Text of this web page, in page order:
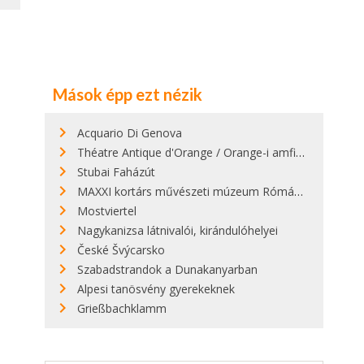
Mások épp ezt nézik
Acquario Di Genova
Théatre Antique d'Orange / Orange-i amfitátrum
Stubai Faházút
MAXXI kortárs művészeti múzeum Rómában
Mostviertel
Nagykanizsa látnivalói, kirándulóhelyei
České Švýcarsko
Szabadstrandok a Dunakanyarban
Alpesi tanösvény gyerekeknek
Grießbachklamm